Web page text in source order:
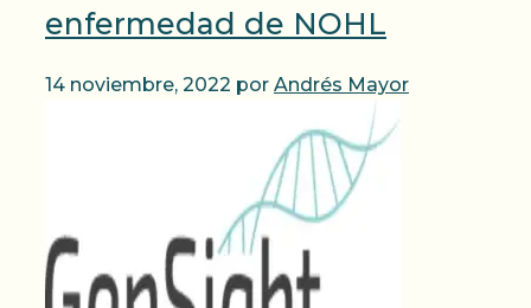
enfermedad de NOHL
14 noviembre, 2022 por Andrés Mayor